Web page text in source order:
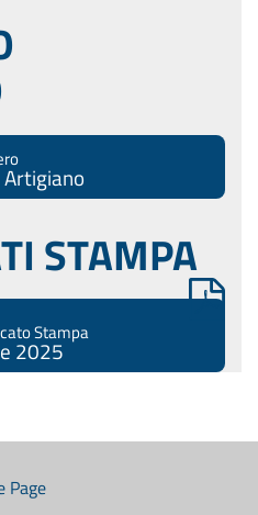
STAMPA
Stampa
2025
Page